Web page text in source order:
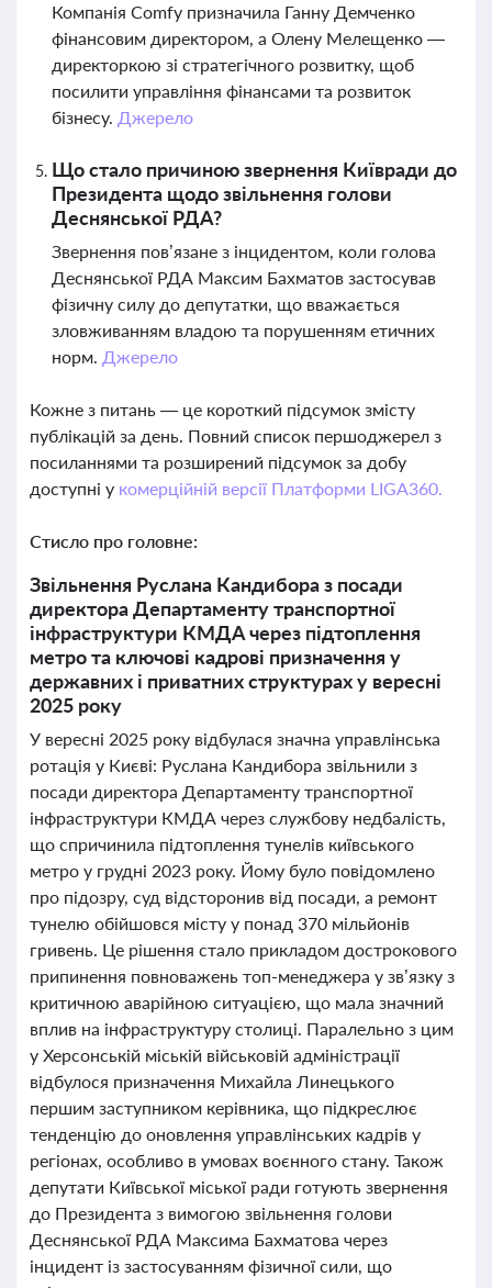
Компанія Comfy призначила Ганну Демченко
фінансовим директором, а Олену Мелещенко —
директоркою зі стратегічного розвитку, щоб
посилити управління фінансами та розвиток
бізнесу. Джерело
Що стало причиною звернення Київради до
Президента щодо звільнення голови
Деснянської РДА?
Звернення пов’язане з інцидентом, коли голова
Деснянської РДА Максим Бахматов застосував
фізичну силу до депутатки, що вважається
зловживанням владою та порушенням етичних
норм. Джерело
Кожне з питань — це короткий підсумок змісту
публікацій за день. Повний список першоджерел з
посиланнями та розширений підсумок за добу
доступні у комерційній версії Платформи LIGA360.
Стисло про головне:
Звільнення Руслана Кандибора з посади
директора Департаменту транспортної
інфраструктури КМДА через підтоплення
метро та ключові кадрові призначення у
державних і приватних структурах у вересні
2025 року
У вересні 2025 року відбулася значна управлінська
ротація у Києві: Руслана Кандибора звільнили з
посади директора Департаменту транспортної
інфраструктури КМДА через службову недбалість,
що спричинила підтоплення тунелів київського
метро у грудні 2023 року. Йому було повідомлено
про підозру, суд відсторонив від посади, а ремонт
тунелю обійшовся місту у понад 370 мільйонів
гривень. Це рішення стало прикладом дострокового
припинення повноважень топ-менеджера у зв’язку з
критичною аварійною ситуацією, що мала значний
вплив на інфраструктуру столиці. Паралельно з цим
у Херсонській міській військовій адміністрації
відбулося призначення Михайла Линецького
першим заступником керівника, що підкреслює
тенденцію до оновлення управлінських кадрів у
регіонах, особливо в умовах воєнного стану. Також
депутати Київської міської ради готують звернення
до Президента з вимогою звільнення голови
Деснянської РДА Максима Бахматова через
інцидент із застосуванням фізичної сили, що